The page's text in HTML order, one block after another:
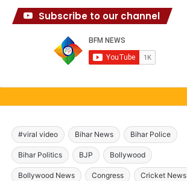
Subscribe to our channel
#viral video Bihar News Bihar Police
Bihar Politics BJP Bollywood
Bollywood News Congress Cricket News